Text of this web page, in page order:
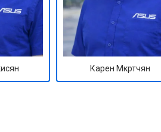
моста
Карен Мкртчян